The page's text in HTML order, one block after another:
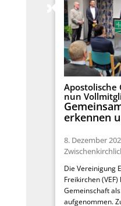
Apostolische
nun
erkennen
8. Dezember
Die Vereinigung
Freikirchen
Gemeinschaft
aufgenommen.